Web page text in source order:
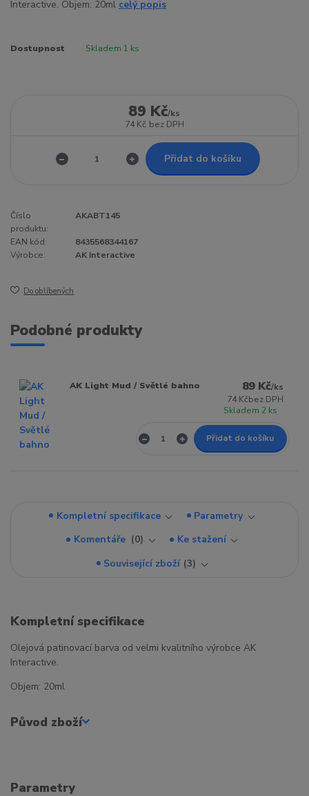
Interactive. Objem: 20ml celý popis
Dostupnost Skladem 1 ks
89 Kč/ks
74 Kč bez DPH
Přidat do košíku
Číslo
produktu:
AKABT145
EAN kód:
8435568344167
Výrobce:
AK Interactive
Do oblíbených
Podobné produkty
AK Light Mud / Světlé bahno 89 Kč/ks
74 Kčbez DPH
Skladem 2 ks
Přidat do košíku
Kompletní specifikace
Parametry
Komentáře
0
Ke stažení
Související zboží 3
Kompletní specifikace
Olejová patinovací barva od velmi kvalitního výrobce AK
Interactive.
Objem: 20ml
Původ zboží
Parametry